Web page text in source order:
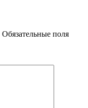
Обязательные поля